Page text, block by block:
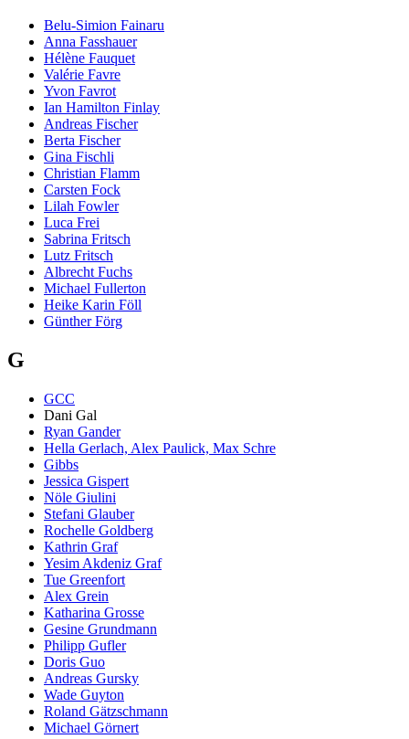
Belu-Simion Fainaru
Anna Fasshauer
Hélène Fauquet
Valérie Favre
Yvon Favrot
Ian Hamilton Finlay
Andreas Fischer
Berta Fischer
Gina Fischli
Christian Flamm
Carsten Fock
Lilah Fowler
Luca Frei
Sabrina Fritsch
Lutz Fritsch
Albrecht Fuchs
Michael Fullerton
Heike Karin Föll
Günther Förg
G
GCC
Dani Gal
Ryan Gander
Hella Gerlach, Alex Paulick, Max Schre
Gibbs
Jessica Gispert
Nöle Giulini
Stefani Glauber
Rochelle Goldberg
Kathrin Graf
Yesim Akdeniz Graf
Tue Greenfort
Alex Grein
Katharina Grosse
Gesine Grundmann
Philipp Gufler
Doris Guo
Andreas Gursky
Wade Guyton
Roland Gätzschmann
Michael Görnert